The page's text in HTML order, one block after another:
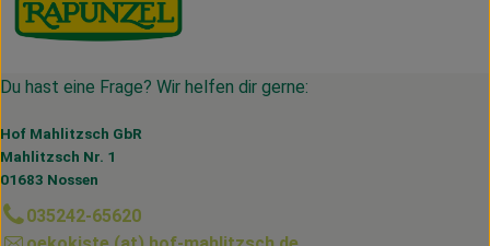
Du hast eine Frage? Wir helfen dir gerne:
Hof Mahlitzsch GbR
Mahlitzsch Nr. 1
01683 Nossen
035242-65620